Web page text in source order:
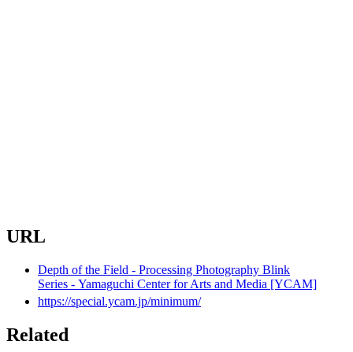
URL
Depth of the Field - Processing Photography Blink
Series - Yamaguchi Center for Arts and Media [YCAM]
https://special.ycam.jp/minimum/
Related